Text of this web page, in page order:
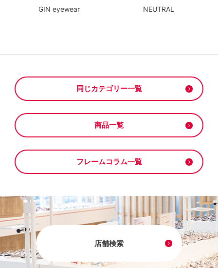
GIN eyewear NEUTRAL
同じカテゴリー一覧
商品一覧
フレームコラム一覧
店舗検索